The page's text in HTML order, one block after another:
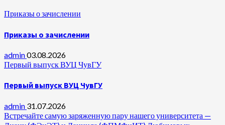
Приказы о зачислении
Приказы о зачислении
admin03.08.2026
Первый выпуск ВУЦ ЧувГУ
Первый выпуск ВУЦ ЧувГУ
admin 31.07.2026
Встречайте самую заряженную пару нашего университета —